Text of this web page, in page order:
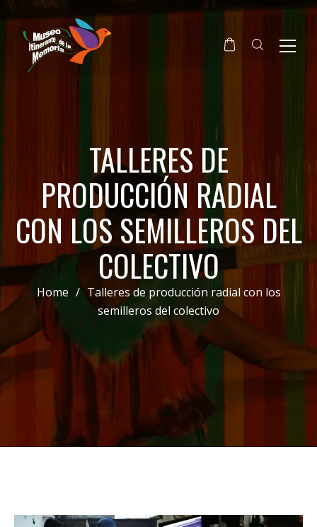
TALLERES DE
PRODUCCIÓN RADIAL
CON LOS SEMILLEROS DEL
COLECTIVO
Home / Talleres de producción radial con los
semilleros del colectivo